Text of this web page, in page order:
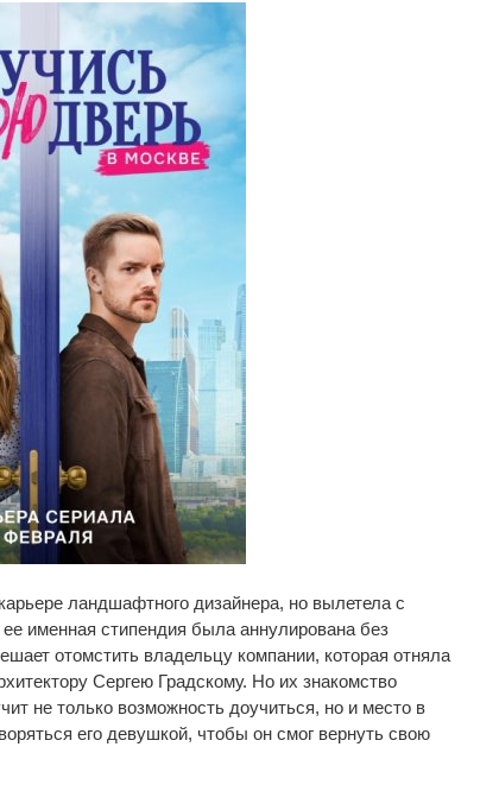
ландшафтного дизайнера, но вылетела с
ее именная стипендия была аннулирована без
отомстить владельцу компании, которая отняла
Сергею Градскому. Но их знакомство
не только возможность доучиться, но и место в
его девушкой, чтобы он смог вернуть свою